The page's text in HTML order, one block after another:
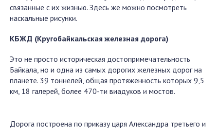
связанные с их жизнью. Здесь же можно посмотреть
наскальные рисунки.
КБЖД (Кругобайкальская железная дорога)
Это не просто историческая достопримечательность
Байкала, но и одна из самых дорогих железных дорог на
планете. 39 тоннелей, общая протяженность которых 9,5
км, 18 галерей, более 470-ти виадуков и мостов.
Дорога построена по приказу царя Александра третьего и